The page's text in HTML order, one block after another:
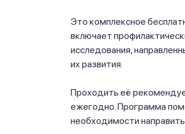
Это комплексное
включает
исследования,
их развития.
Проходить её
ежегодно. Программа
необходимости